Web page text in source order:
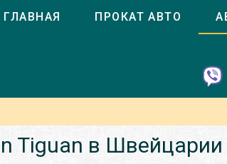
ГЛАВНАЯ ПРОКАТ АВТО
Tiguan в Швейцарии